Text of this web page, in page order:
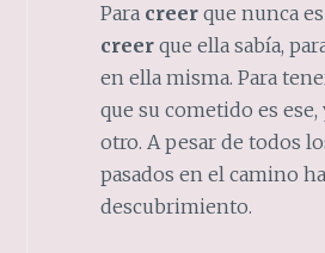
Para creerque nunca
creerque ella sabía,
en ella misma. Para
que su cometido es
otro. A pesar de todos
pasados en el camino
descubrimiento.